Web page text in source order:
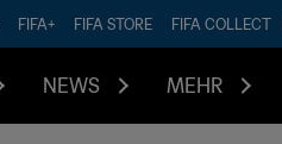
FIFA+ FIFA STORE FIFA COLLECT
NEWS MEHR